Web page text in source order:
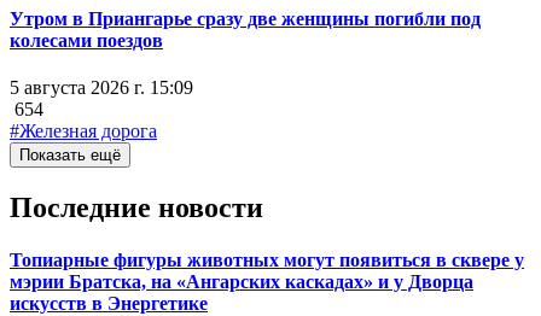
Утром в Приангарье сразу две женщины погибли под
колесами поездов
5 августа 2026 г. 15:09
654
#Железная дорога
Показать ещё
Последние новости
Топиарные фигуры животных могут появиться в сквере у
мэрии Братска, на «Ангарских каскадах» и у Дворца
искусств в Энергетике